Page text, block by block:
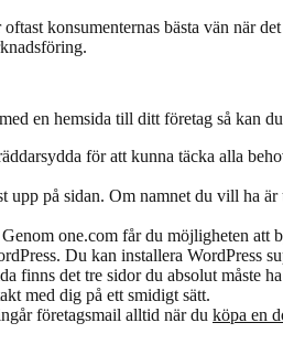
konsumenternas bästa vän när
.
en hemsida till ditt företag så kan
för att kunna täcka alla
upp på sidan. Om namnet du vill ha
one.com får du möjligheten
Du kan installera WordPress
finns det tre sidor du absolut måste
med dig på ett smidigt sätt.
företagsmail alltid när du köpa en